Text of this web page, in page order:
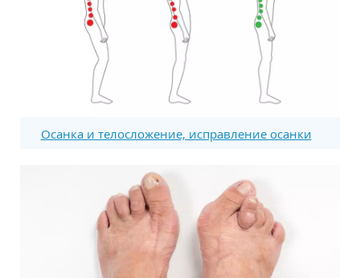
Осанка и телосложение, исправление осанки